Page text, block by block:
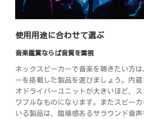
使用用途に合わせて選ぶ
音楽鑑賞ならば音質を重視
ネックスピーカーで音楽を聴きたい方
ーを搭載した製品を選びましょう。内
オドライバーユニットが大きいほど、
ワフルなものになります。またスピー
いる製品は、臨場感あるサラウンド音